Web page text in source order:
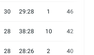
30 29:28 1 46
28 38:28 10 42
28 28:26 2 40